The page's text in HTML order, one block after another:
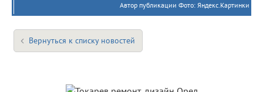
Автор публикации Фото: Яндекс.Картинки
Вернуться к списку новостей